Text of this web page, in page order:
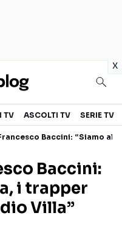
x
TV
SHOW
TV ASCOLTI TV SERIE TV
Baccini: “Siamo
Baccini:
i trapper
Villa”